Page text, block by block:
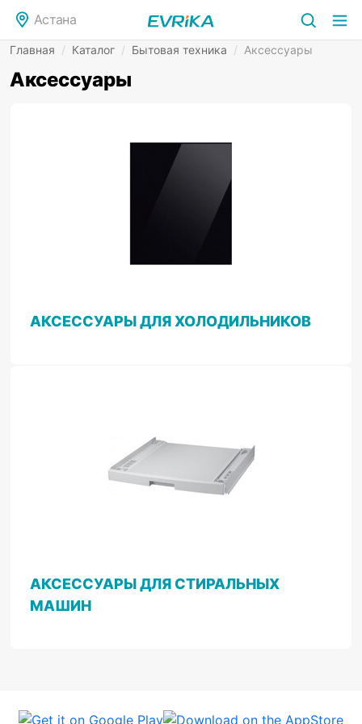
Астана
Главная / Каталог / Бытовая техника / Аксессуары
Аксессуары
АКСЕССУАРЫ ДЛЯ ХОЛОДИЛЬНИКОВ
АКСЕССУАРЫ ДЛЯ СТИРАЛЬНЫХ
МАШИН